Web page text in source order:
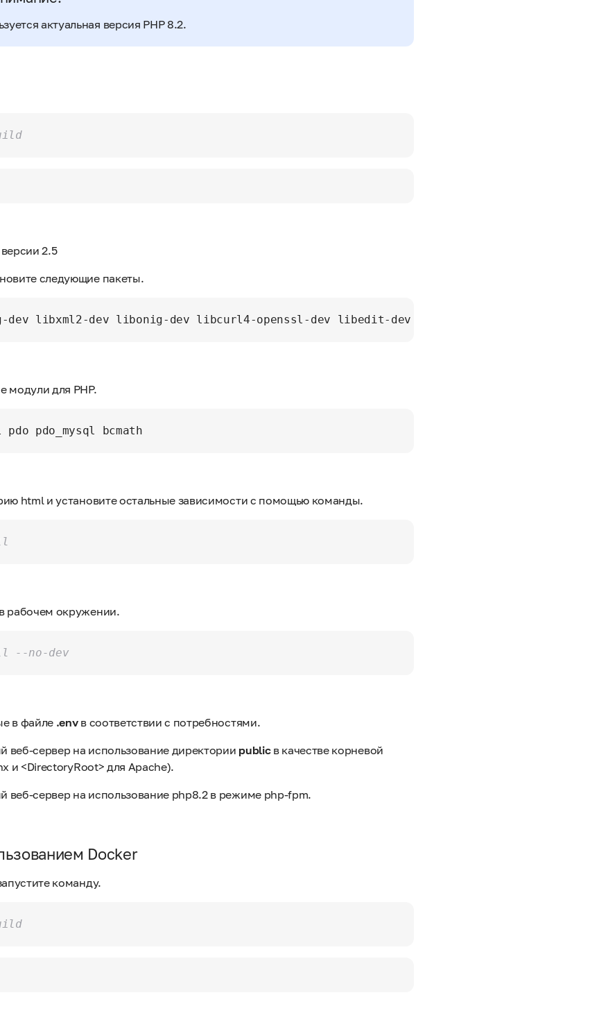
актуальная версия PHP 8.2.
2.5
следующие пакеты.
модули для PHP.
html и установите остальные зависимости с помощью команды.
рабочем окружении.
--no-dev
в файле .envв соответствии с потребностями.
веб-сервер на использование директории publicв качестве корневой
и <DirectoryRoot> для Apache).
веб-сервер на использование php8.2 в режиме php-fpm.
Docker
команду.